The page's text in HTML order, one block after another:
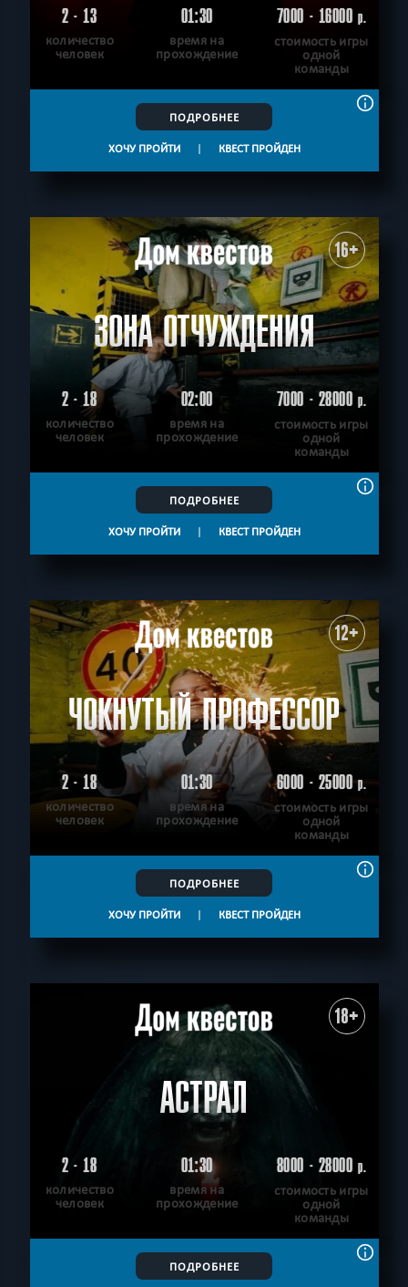
2 - 13
количество
человек
01:30
время на
прохождение
7000 - 16000р.
стоимость игры
одной
команды
ПОДРОБНЕЕ
ХОЧУ ПРОЙТИ | КВЕСТ ПРОЙДЕН
16+
ЗОНА ОТЧУЖДЕНИЯ
2 - 18
количество
человек
02:00
время на
прохождение
7000 - 28000р.
стоимость игры
одной
команды
ПОДРОБНЕЕ
ХОЧУ ПРОЙТИ | КВЕСТ ПРОЙДЕН
12+
ЧОКНУТЫЙ ПРОФЕССОР
2 - 18
количество
человек
01:30
время на
прохождение
6000 - 25000р.
стоимость игры
одной
команды
ПОДРОБНЕЕ
ХОЧУ ПРОЙТИ | КВЕСТ ПРОЙДЕН
18+
АСТРАЛ
2 - 18
количество
человек
01:30
время на
прохождение
8000 - 28000р.
стоимость игры
одной
команды
ПОДРОБНЕЕ